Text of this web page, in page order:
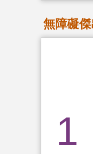
無障礙
1